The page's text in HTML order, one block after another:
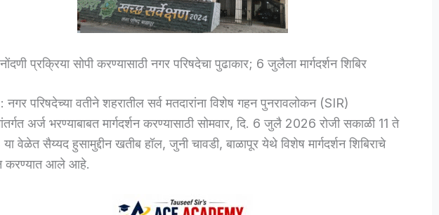
प्रक्रिया सोपी करण्यासाठी नगर परिषदेचा पुढाकार; 6 जुलैला मार्गदर्शन शिबिर
नगर परिषदेच्या वतीने शहरातील सर्व मतदारांना विशेष गहन पुनरावलोकन (SIR)
अर्ज भरण्याबाबत मार्गदर्शन करण्यासाठी सोमवार, दि. 6 जुलै 2026 रोजी सकाळी 11 ते
या वेळेत सैय्यद हुसामुद्दीन खतीब हॉल, जुनी चावडी, बाळापूर येथे विशेष मार्गदर्शन शिबिराचे
करण्यात आले आहे.